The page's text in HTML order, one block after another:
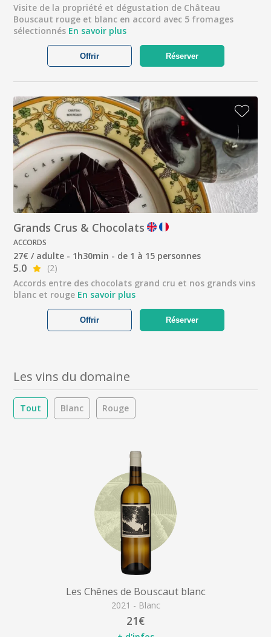
Visite de la propriété et dégustation de Château
Bouscaut rouge et blanc en accord avec 5 fromages
sélectionnés En savoir plus
Réserver
Offrir
Grands Crus & Chocolats
ACCORDS
27€ / adulte - 1h30min - de 1 à 15 personnes
5.0
(2)
Accords entre des chocolats grand cru et nos grands vins
blanc et rouge En savoir plus
Réserver
Offrir
Les vins du domaine
Tout Blanc Rouge
Les Chênes de Bouscaut blanc
2021 - Blanc
21€